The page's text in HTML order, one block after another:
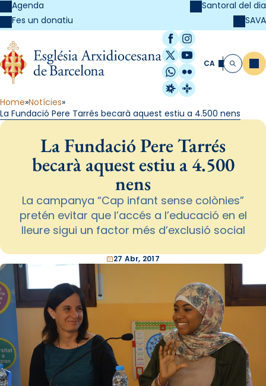
Agenda
Fes un donatiu
Santoral del dia
SAVA
Facebook
Instagram
X / Twitter
YouTube
WhatsApp
Flickr
Radio Estel
Catalunya
CA Cerca
Home Notícies
La Fundació Pere Tarrés becarà aquest estiu a 4.500 nens
La Fundació Pere Tarrés
becarà aquest estiu a 4.500
nens
La campanya “Cap infant sense colònies”
pretén evitar que l’accés a l’educació en el
lleure sigui un factor més d’exclusió social
27 Abr, 2017